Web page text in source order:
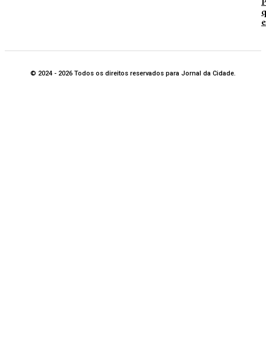
© 2024 - 2026 Todos os direitos reservados para Jornal da Cidade.